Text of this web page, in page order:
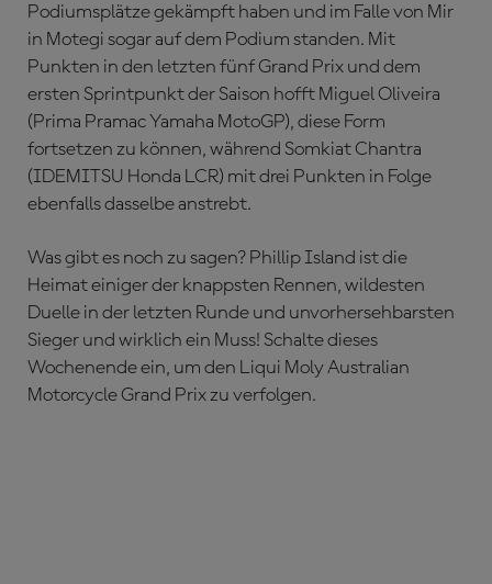
Podiumsplätze gekämpft haben und im Falle von Mir
in Motegi sogar auf dem Podium standen. Mit
Punkten in den letzten fünf Grand Prix und dem
ersten Sprintpunkt der Saison hofft Miguel Oliveira
(Prima Pramac Yamaha MotoGP), diese Form
fortsetzen zu können, während Somkiat Chantra
(IDEMITSU Honda LCR) mit drei Punkten in Folge
ebenfalls dasselbe anstrebt.
Was gibt es noch zu sagen? Phillip Island ist die
Heimat einiger der knappsten Rennen, wildesten
Duelle in der letzten Runde und unvorhersehbarsten
Sieger und wirklich ein Muss! Schalte dieses
Wochenende ein, um den Liqui Moly Australian
Motorcycle Grand Prix zu verfolgen.